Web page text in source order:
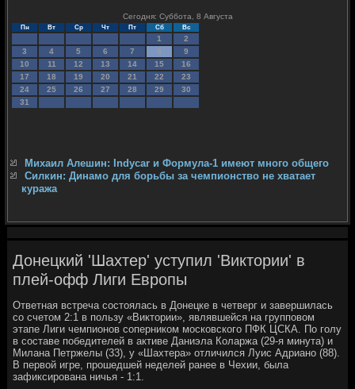
Сегодня: Суббота, 8 Августа
Пн Вт Ср Чт Пт Сб Вс
1
2
3
4 5 6 7 8
9
10
11 12 13 14 15
16
17
18 19 20 21 22
23
24
25 26 27 28 29
30
31
Михаил Алешин: Indycar и Формула-1 имеют много общего
Силкин: Динамо для борьбы за чемпионство не хватает
куража
Донецкий 'Шахтер' уступил 'Виктории' в
плей-офф Лиги Европы
Ответная встреча состоялась в Донецке в четверг и завершилась
со счетом 2:1 в пользу «Виктории», являвшейся на групповом
этапе Лиги чемпионов соперником московского ПФК ЦСКА. По голу
в составе победителей в активе Даниэла Коларжа (29-я минута) и
Милана Петржелы (33), у «Шахтера» отличился Луис Адриано (88).
В первой игре, прошедшей неделей ранее в Чехии, была
зафиксирована ничья - 1:1.